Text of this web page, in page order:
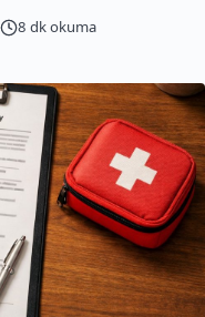
8 dk okuma